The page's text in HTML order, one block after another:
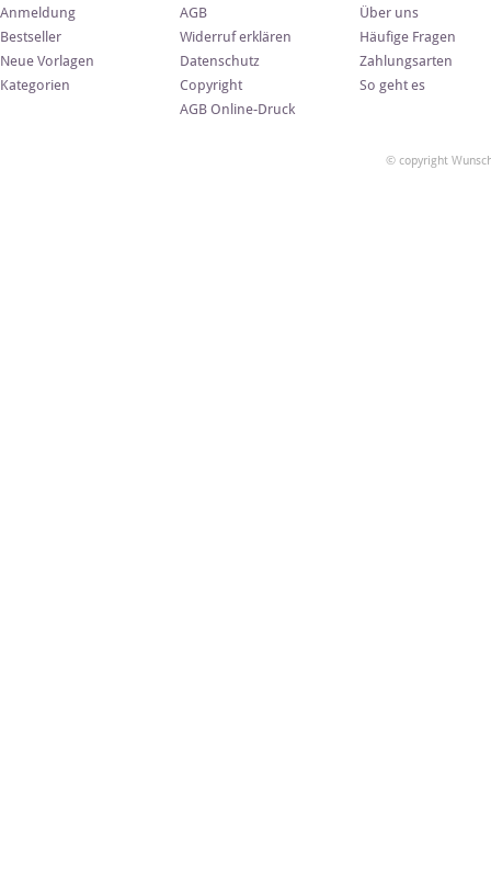
Anmeldung
Bestseller
Neue Vorlagen
Kategorien
AGB
Widerruf erklären
Datenschutz
Copyright
AGB Online-Druck
Über uns
Häufige Fragen
Zahlungsarten
So geht es
© copyright